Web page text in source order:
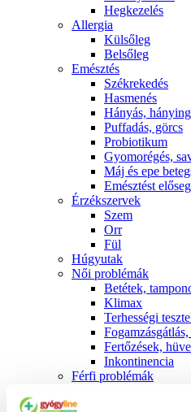
Hegkezelés
Allergia
Külsőleg
Belsőleg
Emésztés
Székrekedés
Hasmenés
Hányás,
Puffadás, görcs
Probiotikum
Gyomorégés,
Máj és epe
Emésztést
Érzékszervek
Szem
Orr
Fül
Húgyutak
Női problémák
Betétek,
Klimax
Terhességi
Fertőzések,
Inkontinencia
Férfi problémák